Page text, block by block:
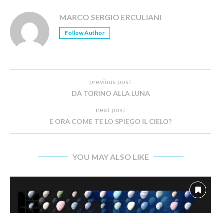
MARCO SERGIO ERCULIANI
Follow Author
previous post
DA TORINO ALLA LUNA
next post
E ORA COME TE LO SPIEGO IL CIELO?
YOU MAY ALSO LIKE